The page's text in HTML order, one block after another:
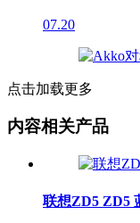
07.20
点击加载更多
内容相关产品
联想ZD5 ZD5